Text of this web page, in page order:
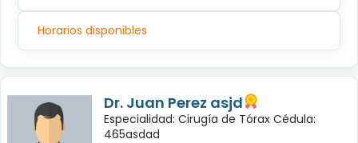
Horarios disponibles
Dr. Juan Perez asjd
Especialidad: Cirugía de Tórax Cédula:
465asdad